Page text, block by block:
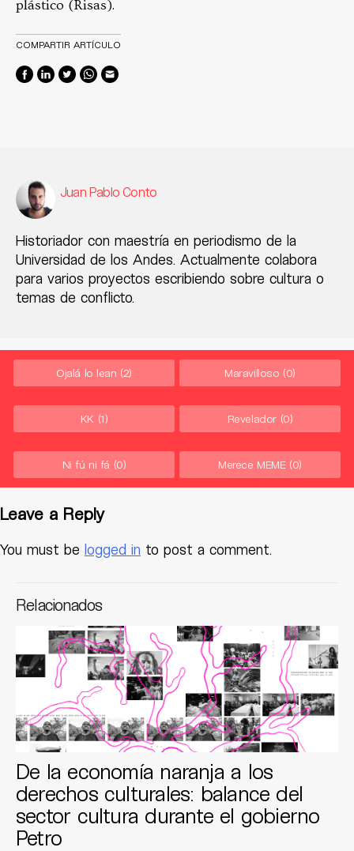
plástico (Risas).
COMPARTIR ARTÍCULO
Juan Pablo Conto
Historiador con maestría en periodismo de la
Universidad de los Andes. Actualmente colabora
para varios proyectos escribiendo sobre cultura o
temas de conflicto.
Ojalá lo lean (2) Maravilloso (0)
KK (1) Revelador (0)
Ni fú ni fá (0) Merece MEME (0)
Leave a Reply
You must be logged in to post a comment.
Relacionados
De la economía naranja a los
derechos culturales: balance del
sector cultura durante el gobierno
Petro